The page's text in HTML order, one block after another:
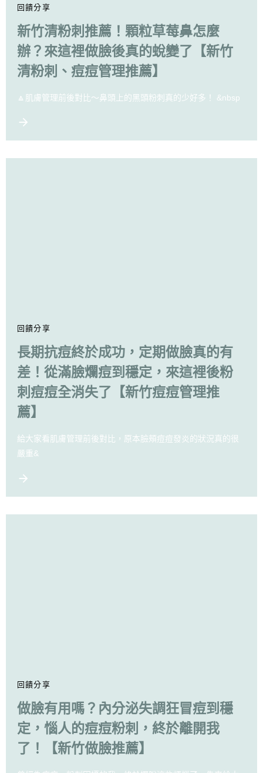
回饋分享
新竹清粉刺推薦！顆粒草莓鼻怎麼
辦？來這裡做臉後真的蛻變了【新竹
清粉刺、痘痘管理推薦】
🔼肌膚管理前後對比～鼻頭上的黑頭粉刺真的少好多！ &nbsp
回饋分享
長期抗痘終於成功，定期做臉真的有
差！從滿臉爛痘到穩定，來這裡後粉
刺痘痘全消失了【新竹痘痘管理推
薦】
給大家看肌膚管理前後對比，原本臉頰痘痘發炎的狀況真的很
嚴重&
回饋分享
做臉有用嗎？內分泌失調狂冒痘到穩
定，惱人的痘痘粉刺，終於離開我
了！【新竹做臉推薦】